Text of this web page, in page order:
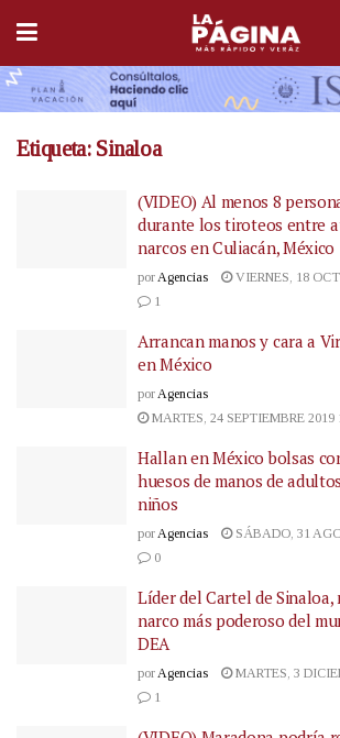
Etiqueta: Sinaloa
(VIDEO) Al menos 8
durante los tiroteos entre
narcos en Culiacán, México
por Agencias
VIERNES, 18
1
Arrancan manos y cara a
en México
por Agencias
MARTES, 24 SEPTIEMBRE 2019
Hallan en México bolsas
huesos de manos de
niños
por Agencias
SÁBADO, 31
0
Líder del Cartel de Sinaloa,
narco más poderoso del
DEA
por Agencias
MARTES, 3
1